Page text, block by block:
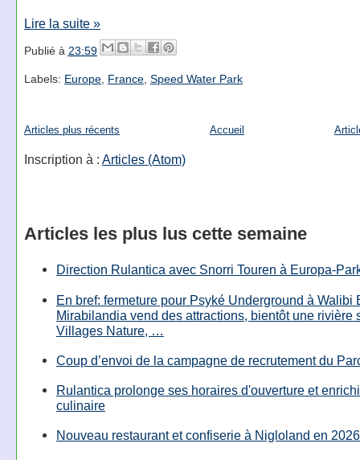
Lire la suite »
Publié à 23:59
Labels: Europe, France, Speed Water Park
Articles plus récents Accueil
Inscription à : Articles (Atom)
Articles les plus lus cette semaine
Direction Rulantica avec Snorri Touren à Europa-
En bref: fermeture pour Psyké Underground à Walibi
Mirabilandia vend des attractions, bientôt une rivière
Villages Nature, …
Coup d’envoi de la campagne de recrutement du
Rulantica prolonge ses horaires d'ouverture et
culinaire
Nouveau restaurant et confiserie à Nigloland en 2026